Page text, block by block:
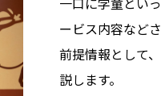
ービス内容など
前提情報として
説します。